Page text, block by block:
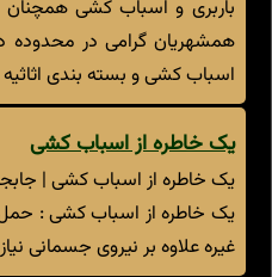
باربری و اسباب کشی
همشهریان گرامی در
اسباب کشی و بسته بندی اثاثیه
یک خاطره از اسباب کشی
یک خاطره از اسباب کشی |
یک خاطره از اسباب کشی :
غیره علاوه بر نیروی جسمانی